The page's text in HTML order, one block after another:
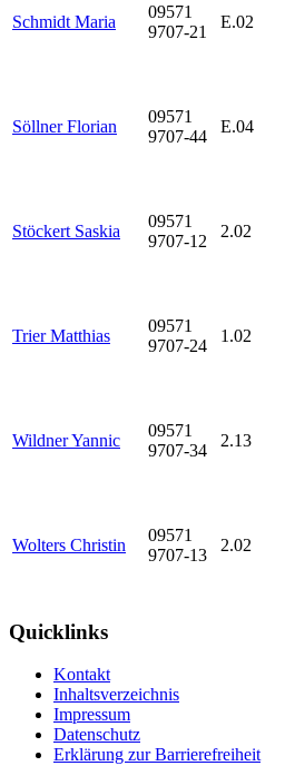
Schmidt Maria
09571
9707-21
E.02
Söllner Florian
09571
9707-44
E.04
Stöckert Saskia
09571
9707-12
2.02
Trier Matthias
09571
9707-24
1.02
Wildner Yannic
09571
9707-34
2.13
Wolters Christin
09571
9707-13
2.02
Quicklinks
Kontakt
Inhaltsverzeichnis
Impressum
Datenschutz
Erklärung zur Barrierefreiheit